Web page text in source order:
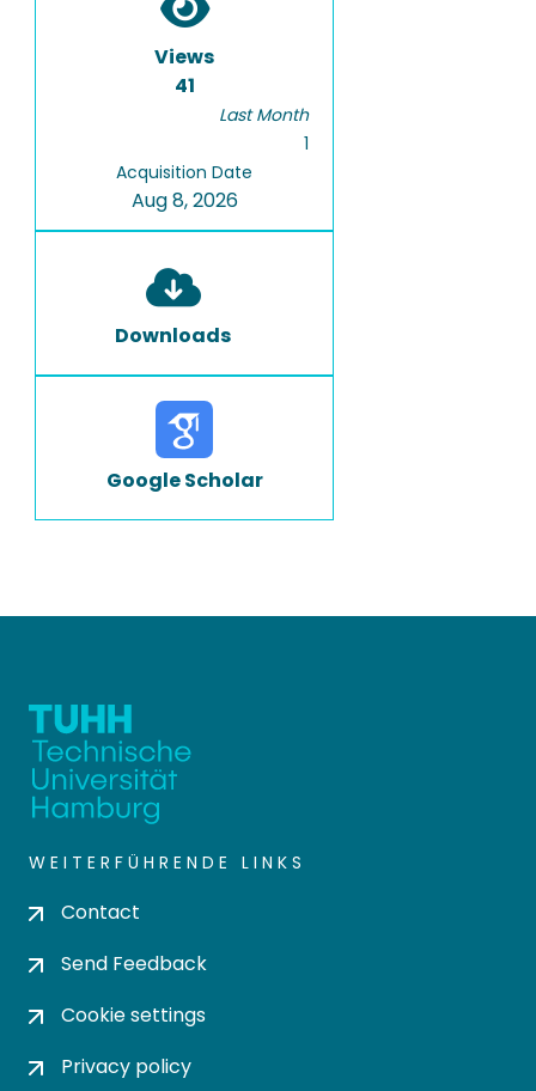
Views
41
Last Month
1
Acquisition Date
Aug 8, 2026
Downloads
Google Scholar
WEITERFÜHRENDE LINKS
Contact
Send Feedback
Cookie settings
Privacy policy